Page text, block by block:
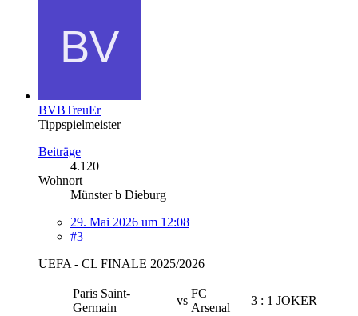
BVBTreuEr
Tippspielmeister
Beiträge
4.120
Wohnort
Münster b Dieburg
29. Mai 2026 um 12:08
#3
UEFA - CL FINALE 2025/2026
Paris Saint-
Germain
vs
FC
Arsenal
3 : 1 JOKER